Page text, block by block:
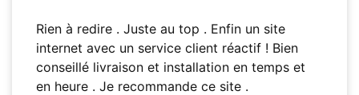
Rien à redire . Juste au top . Enfin un site
internet avec un service client réactif ! Bien
conseillé livraison et installation en temps et
en heure . Je recommande ce site .